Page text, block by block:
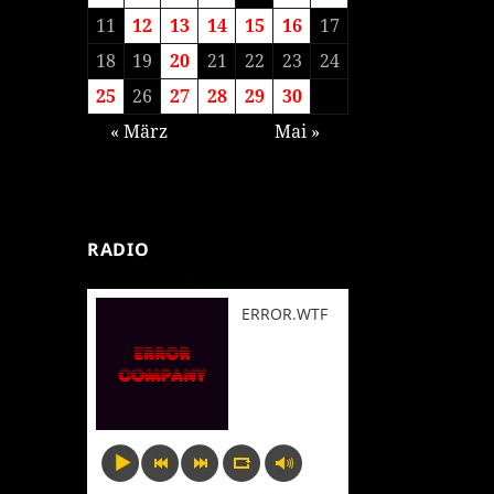
11
12 13 14 15 16
17
18
19 20 21 22 23
24
25
26 27 28 29
30
« März
Mai »
RADIO
ERROR.WTF